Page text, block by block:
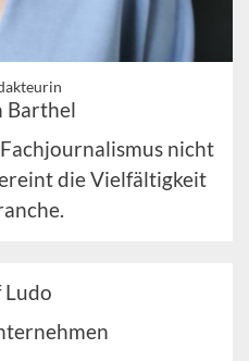
Barthel
nicht
die Vielfältigkeit
Ludo